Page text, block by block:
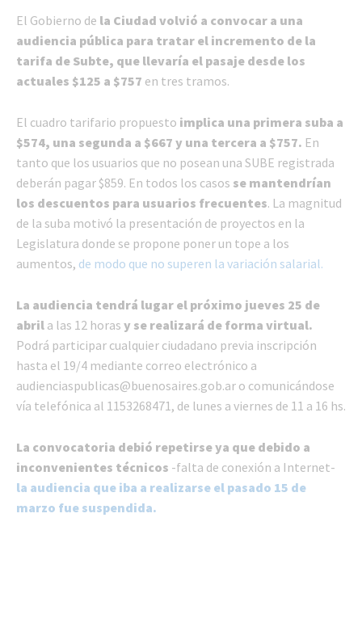
El Gobierno de la Ciudad volvió a convocar a una
audiencia pública para tratar el incremento de la
tarifa de Subte, que llevaría el pasaje desde los
actuales $125 a $757 en tres tramos.
El cuadro tarifario propuesto implica una primera suba a
$574, una segunda a $667 y una tercera a $757. En
tanto que los usuarios que no posean una SUBE registrada
deberán pagar $859. En todos los casos se mantendrían
los descuentos para usuarios frecuentes. La magnitud
de la suba motivó la presentación de proyectos en la
Legislatura donde se propone poner un tope a los
aumentos, de modo que no superen la variación salarial.
La audiencia tendrá lugar el próximo jueves 25 de
abril a las 12 horas y se realizará de forma virtual.
Podrá participar cualquier ciudadano previa inscripción
hasta el 19/4 mediante correo electrónico a
audienciaspublicas@buenosaires.gob.ar o comunicándose
vía telefónica al 1153268471, de lunes a viernes de 11 a 16 hs.
La convocatoria debió repetirse ya que debido a
inconvenientes técnicos -falta de conexión a Internet-
la audiencia que iba a realizarse el pasado 15 de
marzo fue suspendida.